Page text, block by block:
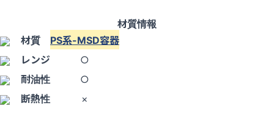
材質情報
材質 PS系-MSD容器
レンジ
○
耐油性
○
断熱性
×